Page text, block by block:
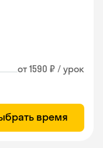
от 1590 ₽ / урок
время